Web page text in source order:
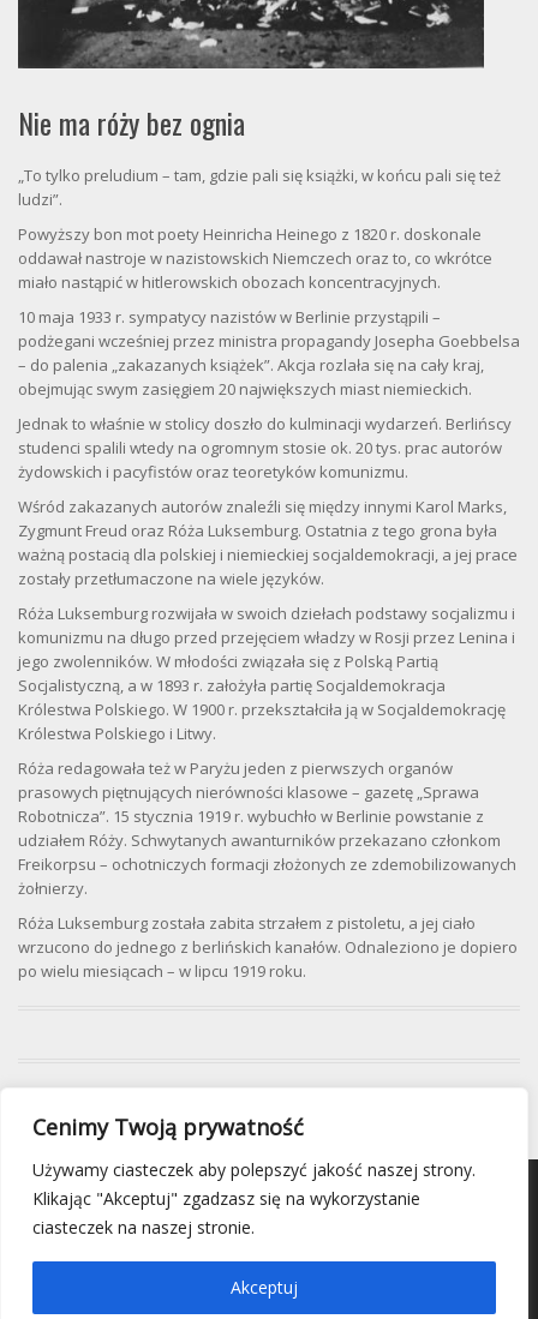
Cenimy Twoją prywatność
Używamy ciasteczek aby polepszyć jakość naszej strony.
Klikając "Akceptuj" zgadzasz się na wykorzystanie
ciasteczek na naszej stronie.
Akceptuj
Nie ma róży bez ognia
„To tylko preludium – tam, gdzie pali się książki, w końcu pali się też
ludzi”.
Powyższy bon mot poety Heinricha Heinego z 1820 r. doskonale
oddawał nastroje w nazistowskich Niemczech oraz to, co wkrótce
miało nastąpić w hitlerowskich obozach koncentracyjnych.
10 maja 1933 r. sympatycy nazistów w Berlinie przystąpili –
podżegani wcześniej przez ministra propagandy Josepha Goebbelsa
– do palenia „zakazanych książek”. Akcja rozlała się na cały kraj,
obejmując swym zasięgiem 20 największych miast niemieckich.
Jednak to właśnie w stolicy doszło do kulminacji wydarzeń. Berlińscy
studenci spalili wtedy na ogromnym stosie ok. 20 tys. prac autorów
żydowskich i pacyfistów oraz teoretyków komunizmu.
Wśród zakazanych autorów znaleźli się między innymi Karol Marks,
Zygmunt Freud oraz Róża Luksemburg. Ostatnia z tego grona była
ważną postacią dla polskiej i niemieckiej socjaldemokracji, a jej prace
zostały przetłumaczone na wiele języków.
Róża Luksemburg rozwijała w swoich dziełach podstawy socjalizmu i
komunizmu na długo przed przejęciem władzy w Rosji przez Lenina i
jego zwolenników. W młodości związała się z Polską Partią
Socjalistyczną, a w 1893 r. założyła partię Socjaldemokracja
Królestwa Polskiego. W 1900 r. przekształciła ją w Socjaldemokrację
Królestwa Polskiego i Litwy.
Róża redagowała też w Paryżu jeden z pierwszych organów
prasowych piętnujących nierówności klasowe – gazetę „Sprawa
Robotnicza”. 15 stycznia 1919 r. wybuchło w Berlinie powstanie z
udziałem Róży. Schwytanych awanturników przekazano członkom
Freikorpsu – ochotniczych formacji złożonych ze zdemobilizowanych
żołnierzy.
Róża Luksemburg została zabita strzałem z pistoletu, a jej ciało
wrzucono do jednego z berlińskich kanałów. Odnaleziono je dopiero
po wielu miesiącach – w lipcu 1919 roku.